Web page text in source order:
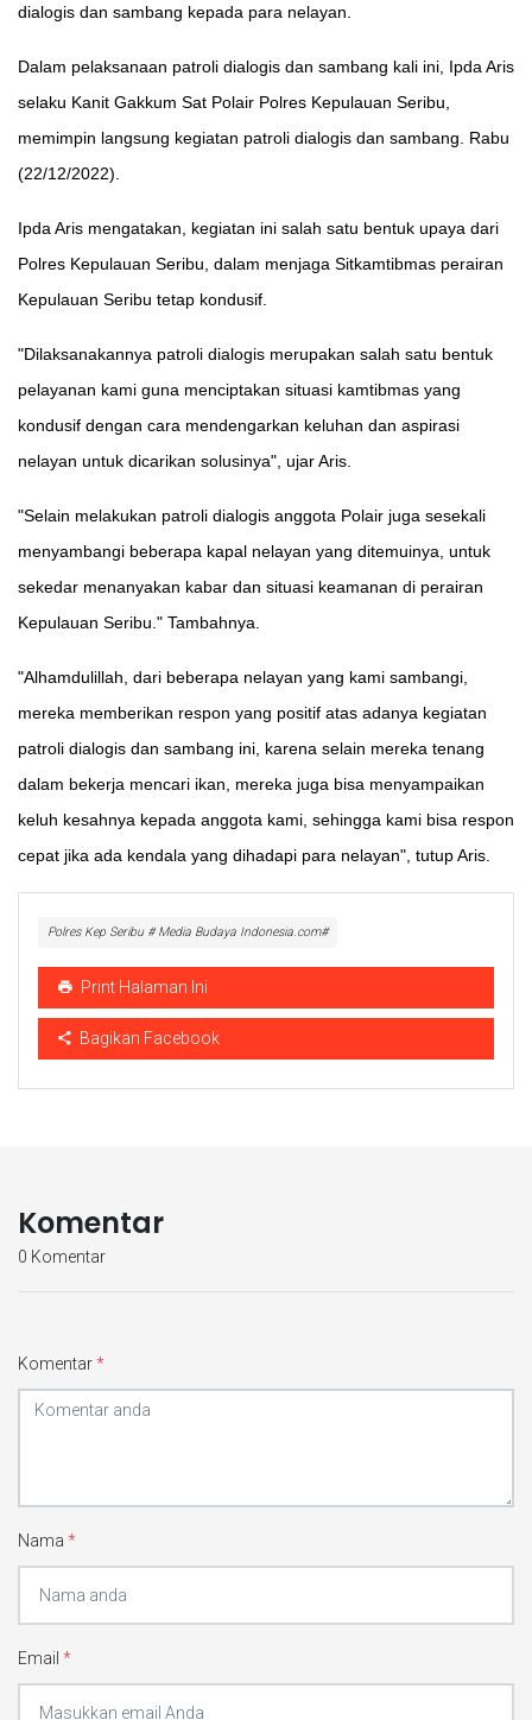
dialogis dan sambang kepada para nelayan.
Dalam pelaksanaan patroli dialogis dan sambang kali ini, Ipda Aris
selaku Kanit Gakkum Sat Polair Polres Kepulauan Seribu,
memimpin langsung kegiatan patroli dialogis dan sambang. Rabu
(22/12/2022).
Ipda Aris mengatakan, kegiatan ini salah satu bentuk upaya dari
Polres Kepulauan Seribu, dalam menjaga Sitkamtibmas perairan
Kepulauan Seribu tetap kondusif.
"Dilaksanakannya patroli dialogis merupakan salah satu bentuk
pelayanan kami guna menciptakan situasi kamtibmas yang
kondusif dengan cara mendengarkan keluhan dan aspirasi
nelayan untuk dicarikan solusinya", ujar Aris.
"Selain melakukan patroli dialogis anggota Polair juga sesekali
menyambangi beberapa kapal nelayan yang ditemuinya, untuk
sekedar menanyakan kabar dan situasi keamanan di perairan
Kepulauan Seribu." Tambahnya.
"Alhamdulillah, dari beberapa nelayan yang kami sambangi,
mereka memberikan respon yang positif atas adanya kegiatan
patroli dialogis dan sambang ini, karena selain mereka tenang
dalam bekerja mencari ikan, mereka juga bisa menyampaikan
keluh kesahnya kepada anggota kami, sehingga kami bisa respon
cepat jika ada kendala yang dihadapi para nelayan", tutup Aris.
Polres Kep Seribu # Media Budaya Indonesia.com#
Print Halaman Ini
Bagikan Facebook
Komentar
0 Komentar
Komentar*
Nama *
Email *